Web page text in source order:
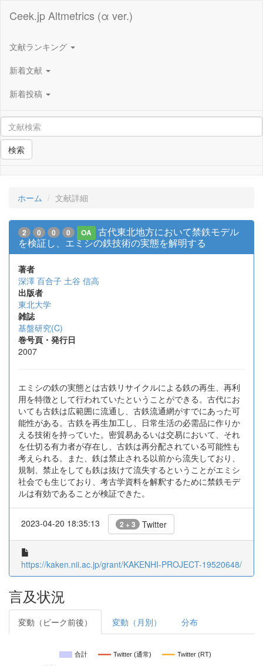
Ceek.jp Altmetrics (α ver.)
文献ランキング
新着文献
新着投稿
検索
ホーム 文献詳細
2 0 0 0 OA
古代東北地方において禁鉄モデル
を検証し、エミシの鉄技術の実態を解明する
著者
深澤 百合子 土谷 信高
出版者
東北大学
雑誌
基盤研究(C)
巻号頁・発行日
2007
エミシの鉄の実態とは古鉄リサイクルによる鉄の再生、再利
用を特徴として行われていたということができる。古代にお
いても古鉄は広範囲に流通し、古鉄流通網がすでにあった可
能性がある。古鉄を再生加工し、日常生活の必需品に作りか
える技術を持っていた。密貿易あるいは交易において、それ
を仕切る有力者が存在し、古鉄は再分配されている可能性も
考えられる。また、鉄は禁止される以前から流失しており、
規制、禁止をしても鉄は抜けて流失するということがエミシ
社会でも生じており、考古学資料を解釈するために禁鉄モデ
ルは有効であることが検証できた。
2023-04-20 18:35:13 2 + 3 Twitter
https://kaken.nii.ac.jp/grant/KAKENHI-PROJECT-19520648/
言及状況
変動（ピーク前後） 変動（月別） 分布
合計 Twitter (通常) Twitter (RT)